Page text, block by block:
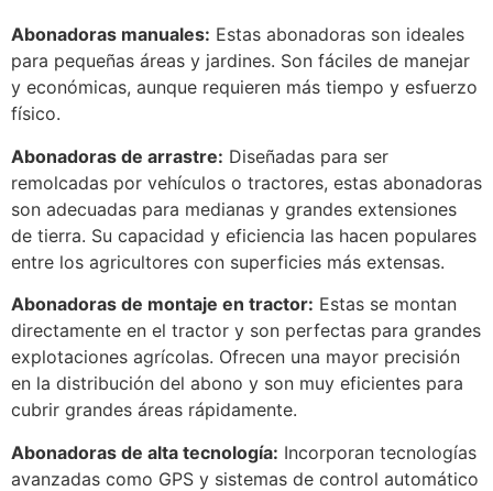
Abonadoras manuales: Estas abonadoras son ideales
para pequeñas áreas y jardines. Son fáciles de manejar
y económicas, aunque requieren más tiempo y esfuerzo
físico.
Abonadoras de arrastre: Diseñadas para ser
remolcadas por vehículos o tractores, estas abonadoras
son adecuadas para medianas y grandes extensiones
de tierra. Su capacidad y eficiencia las hacen populares
entre los agricultores con superficies más extensas.
Abonadoras de montaje en tractor: Estas se montan
directamente en el tractor y son perfectas para grandes
explotaciones agrícolas. Ofrecen una mayor precisión
en la distribución del abono y son muy eficientes para
cubrir grandes áreas rápidamente.
Abonadoras de alta tecnología: Incorporan tecnologías
avanzadas como GPS y sistemas de control automático